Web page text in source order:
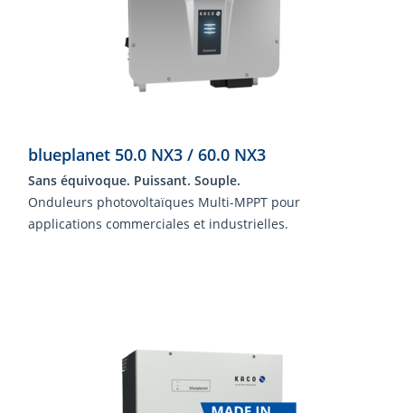
blueplanet 50.0 NX3 / 60.0 NX3
Sans équivoque. Puissant. Souple.
Onduleurs photovoltaïques Multi-MPPT pour
applications commerciales et industrielles.